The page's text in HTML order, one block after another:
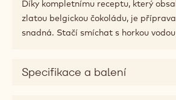
Díky kompletnímu receptu, který
zlatou belgickou čokoládu, je
snadná. Stačí smíchat s horkou
Specifikace a balení